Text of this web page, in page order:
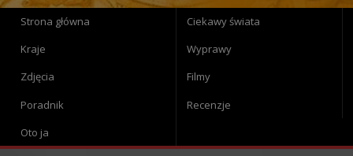
Strona główna
Ciekawy świata
Kraje
Wyprawy
Zdjęcia
Filmy
Poradnik
Recenzje
Oto ja